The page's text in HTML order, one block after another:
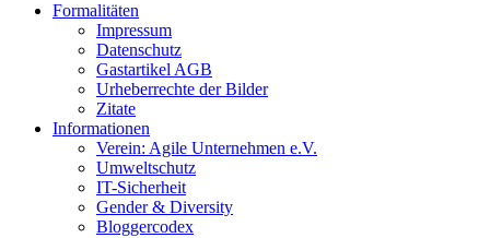
Formalitäten
Impressum
Datenschutz
Gastartikel AGB
Urheberrechte der Bilder
Zitate
Informationen
Verein: Agile Unternehmen e.V.
Umweltschutz
IT-Sicherheit
Gender & Diversity
Bloggercodex